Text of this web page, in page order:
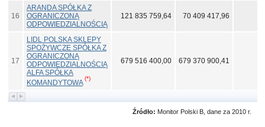
16
ARANDA SPÓŁKA Z
OGRANICZONĄ
ODPOWIEDZIALNOŚCIĄ
121 835 759,64 70 409 417,96
17
LIDL POLSKA SKLEPY
SPOŻYWCZE SPÓŁKA Z
OGRANICZONĄ
ODPOWIEDZIALNOŚCIĄ
ALFA SPÓŁKA
KOMANDYTOWA
(*)
679 516 400,00 679 370 900,41
Źródło: Monitor Polski B, dane za 2010 r.